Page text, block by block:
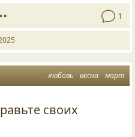
1
любовь весна март
своих